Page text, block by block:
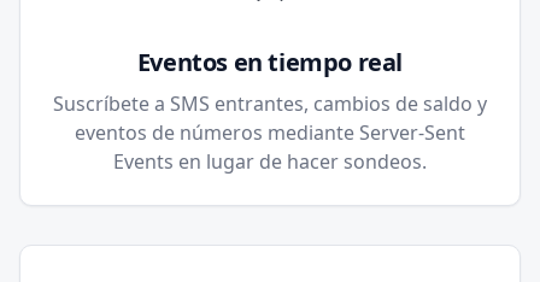
Eventos en tiempo real
Suscríbete a SMS entrantes, cambios de saldo y
eventos de números mediante Server-Sent
Events en lugar de hacer sondeos.